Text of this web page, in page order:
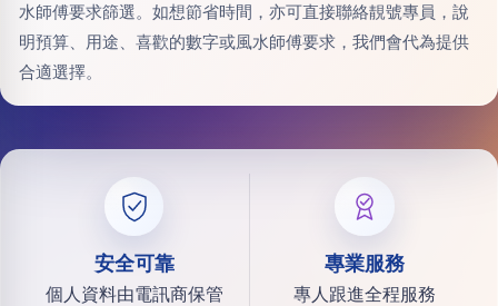
水師傅要求篩選。如想節省時間，亦可直接聯絡靚號專員，說
明預算、用途、喜歡的數字或風水師傅要求，我們會代為提供
合適選擇。
安全可靠
個人資料由電訊商保管
專業服務
專人跟進全程服務